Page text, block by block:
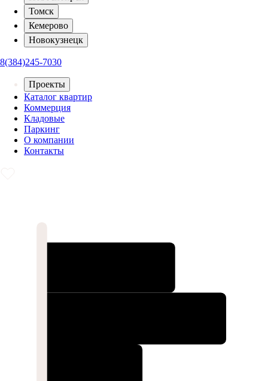
Томск
Кемерово
Новокузнецк
8(384)245-7030
Проекты
Каталог квартир
Коммерция
Кладовые
Паркинг
О компании
Контакты